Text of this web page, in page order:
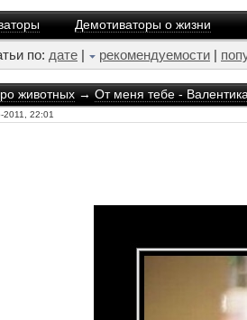
Демотиваторы о жизни
по: дате | рекомендуемости |
животных→От меня тебе -
2011, 22:01